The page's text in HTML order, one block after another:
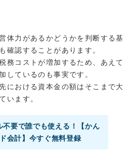
体力があるかどうかを判断する基
確認することがあります。
務コストが増加するため、あえて
しているのも事実です。
における資本金の額はそこまで大
います。
不要で誰でも使える！【かん
会計】今すぐ無料登録